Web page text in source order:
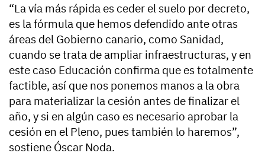
“La vía más rápida es ceder el suelo por decreto,
es la fórmula que hemos defendido ante otras
áreas del Gobierno canario, como Sanidad,
cuando se trata de ampliar infraestructuras, y en
este caso Educación confirma que es totalmente
factible, así que nos ponemos manos a la obra
para materializar la cesión antes de finalizar el
año, y si en algún caso es necesario aprobar la
cesión en el Pleno, pues también lo haremos”,
sostiene Óscar Noda.